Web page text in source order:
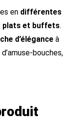
en différentes
plats et buffets.
d’élégance à
bouches,